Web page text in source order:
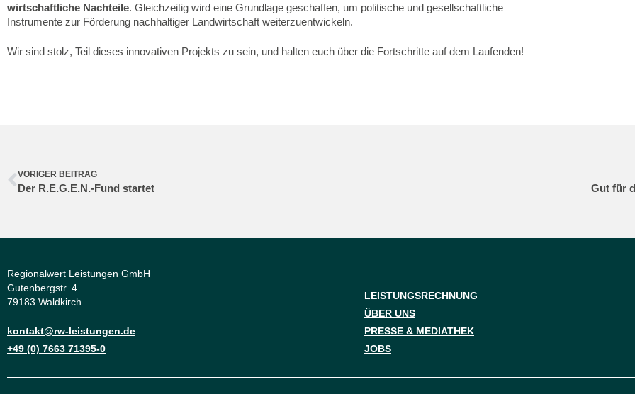
wirtschaftliche Nachteile. Gleichzeitig wird eine Grundlage geschaffen, um politische und gesellschaftliche
Instrumente zur Förderung nachhaltiger Landwirtschaft weiterzuentwickeln.
Wir sind stolz, Teil dieses innovativen Projekts zu sein, und halten euch über die Fortschritte auf dem Laufenden!
VORIGER BEITRAG
Der R.E.G.E.N.-Fund startet Gut für
Regionalwert Leistungen GmbH
Gutenbergstr. 4
79183 Waldkirch
kontakt@rw-leistungen.de
+49 (0) 7663 71395-0
LEISTUNGSRECHNUNG
ÜBER UNS
PRESSE & MEDIATHEK
JOBS